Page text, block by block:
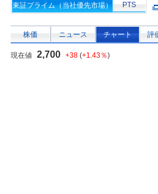
東証プライム（当社優先市場） PTS
株価 ニュース チャート 評
現在値 2,700 +38 (+1.43％)